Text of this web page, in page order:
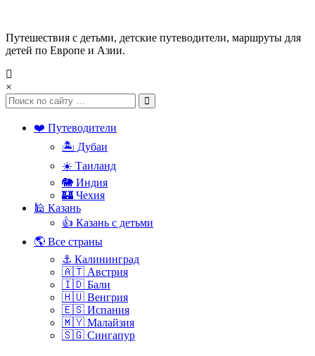
Путешествия с детьми, детские путеводители, маршруты для
детей по Европе и Азии.
×
❤️ Путеводители
🏝️ Дубаи
☀️ Таиланд
🐘 Индия
🏰 Чехия
🕌 Казань
👍 Казань с детьми
🌎 Все страны
⚓ Калининград
🇦🇹 Австрия
🇮🇩 Бали
🇭🇺 Венгрия
🇪🇸 Испания
🇲🇾 Малайзия
🇸🇬 Сингапур